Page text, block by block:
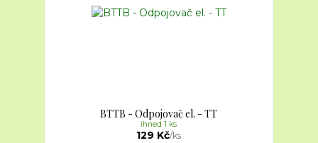
BTTB - Odpojovač el. - TT
129 Kč/ks
ihned 1 ks